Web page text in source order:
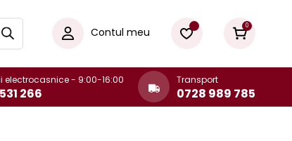
Contul meu 0
electrocasnice - 9:00-16:00
266
Transport
0728 989 785